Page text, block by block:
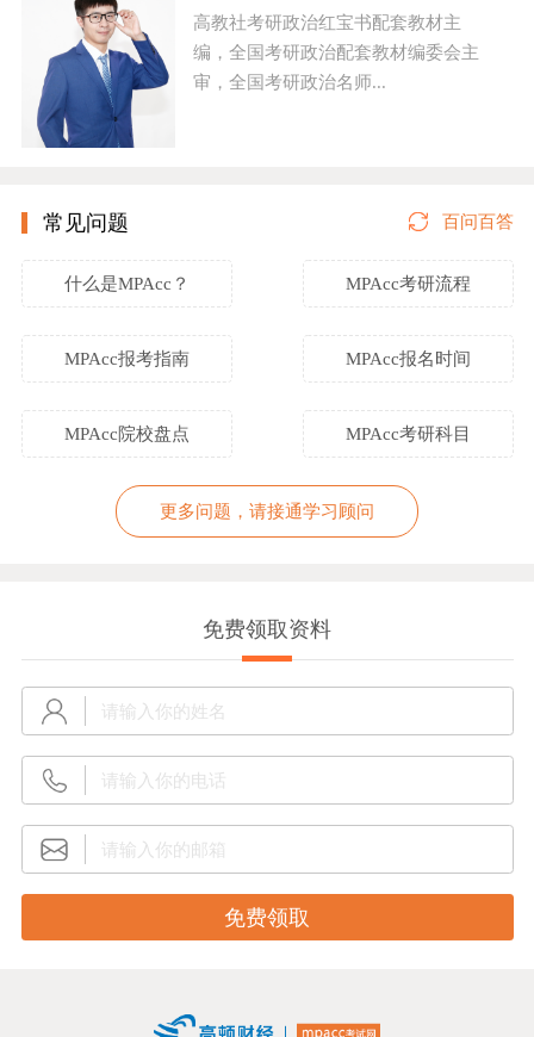
高教社考研政治红宝书配套教材主
编，全国考研政治配套教材编委会主
审，全国考研政治名师...
常见问题 百问百答
什么是MPAcc？ MPAcc考研流程
MPAcc报考指南 MPAcc报名时间
MPAcc院校盘点 MPAcc考研科目
更多问题，请接通学习顾问
免费领取资料